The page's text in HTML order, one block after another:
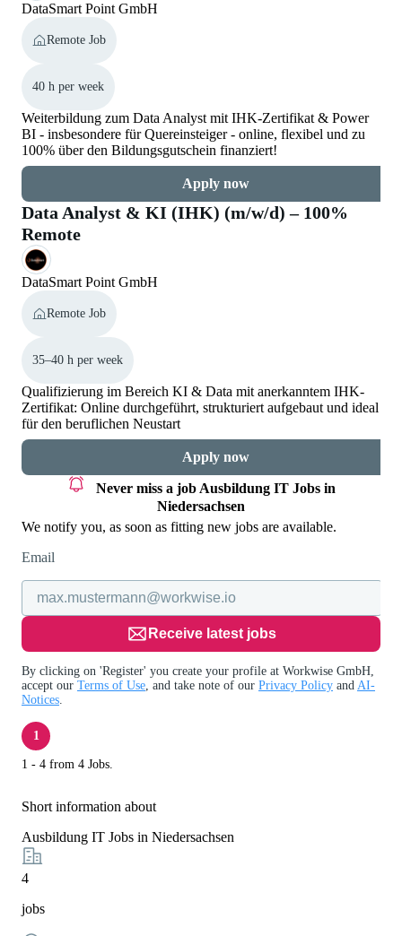
DataSmart Point GmbH
Remote Job
40 h per week
Weiterbildung zum Data Analyst mit IHK-Zertifikat & Power
BI - insbesondere für Quereinsteiger - online, flexibel und zu
100% über den Bildungsgutschein finanziert!
Apply now
Data Analyst & KI (IHK) (m/w/d) – 100%
Remote
DataSmart Point GmbH
Remote Job
35–40 h per week
Qualifizierung im Bereich KI & Data mit anerkanntem IHK-
Zertifikat: Online durchgeführt, strukturiert aufgebaut und ideal
für den beruflichen Neustart
Apply now
Never miss a job Ausbildung IT Jobs in
Niedersachsen
We notify you, as soon as fitting new jobs are available.
Email
Receive latest jobs
By clicking on 'Register' you create your profile at Workwise GmbH,
accept our Terms of Use , and take note of our Privacy Policy and AI-
Notices
1
1 - 4 from 4 Jobs.
Short information about
Ausbildung IT Jobs in Niedersachsen
4
jobs